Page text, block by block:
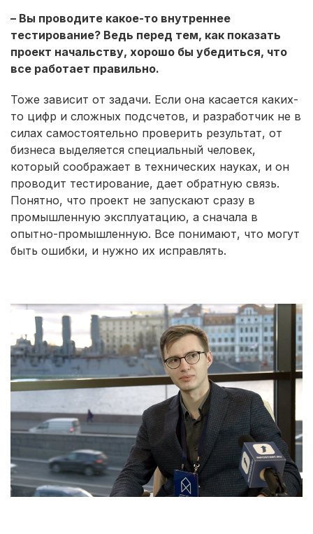
– Вы проводите какое-то внутреннее
тестирование? Ведь перед тем, как показать
проект начальству, хорошо бы убедиться, что
все работает правильно.
Тоже зависит от задачи. Если она касается каких-
то цифр и сложных подсчетов, и разработчик не в
силах самостоятельно проверить результат, от
бизнеса выделяется специальный человек,
который соображает в технических науках, и он
проводит тестирование, дает обратную связь.
Понятно, что проект не запускают сразу в
промышленную эксплуатацию, а сначала в
опытно-промышленную. Все понимают, что могут
быть ошибки, и нужно их исправлять.